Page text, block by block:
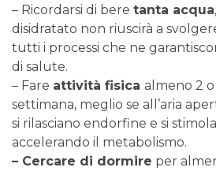
– Ricordarsi di bere tanta acqua
disidratato non riuscirà a
tutti i processi che ne
di salute.
– Fare attività fisica almeno 2
settimana, meglio se all’aria
si rilasciano endorfine e si
accelerando il metabolismo.
– Cercare di dormire per